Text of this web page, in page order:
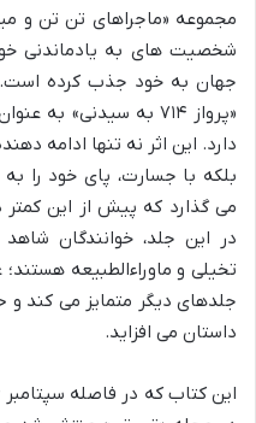
مجموعه «ماجراهای تن تن و
شخصیت های به یادماندنی
جهان به خود جذب کرده است.
«پرواز ۷۱۴ به سیدنی»
دارد. این اثر نه تنها ادامه
بلکه با جسارت، پای خود را
می گذارد که پیش از این
در این جلد، خوانندگان
تخیلی و ماوراءالطبیعه
جلدهای دیگر متمایز می کند و
داستان می افزاید.